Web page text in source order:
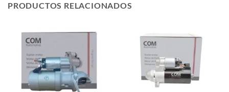
PRODUCTOS RELACIONADOS